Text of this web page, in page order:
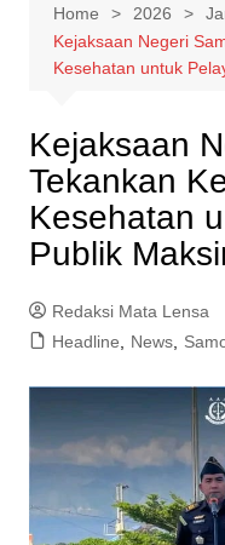
Home 2026
Kejaksaan Negeri
Kesehatan untuk
Kejaksaan
Tekankan
Kesehatan
Publik
Redaksi Mata Lensa
Headline
News,